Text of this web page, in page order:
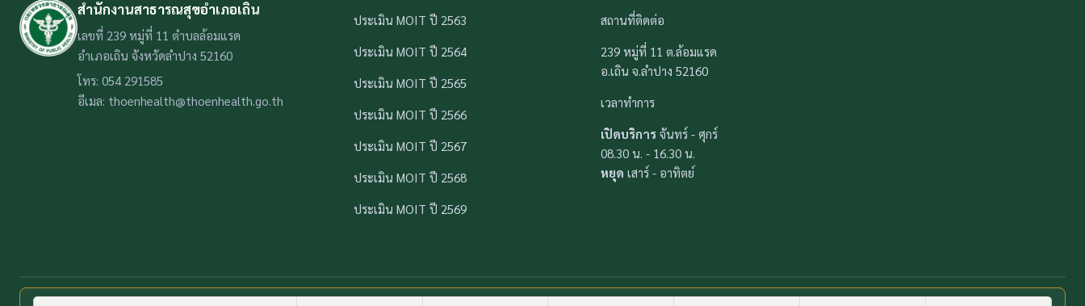
สำนักงานสาธารณสุขอำเภอเถิน
เลขที่ 239 หมู่ที่ 11 ตำบลล้อมแรด
อำเภอเถิน จังหวัดลำปาง 52160
โทร: 054 291585
อีเมล: thoenhealth@thoenhealth.go.th
ประเมิน MOIT ปี 2563
ประเมิน MOIT ปี 2564
ประเมิน MOIT ปี 2565
ประเมิน MOIT ปี 2566
ประเมิน MOIT ปี 2567
ประเมิน MOIT ปี 2568
ประเมิน MOIT ปี 2569
สถานที่ติดต่อ
239 หมู่ที่ 11 ต.ล้อมแรด
อ.เถิน จ.ลำปาง 52160
เวลาทำการ
เปิดบริการ จันทร์ - ศุกร์
08.30 น. - 16.30 น.
หยุด เสาร์ - อาทิตย์